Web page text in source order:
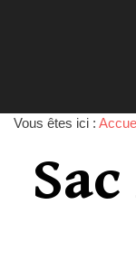
Vous êtes ici :